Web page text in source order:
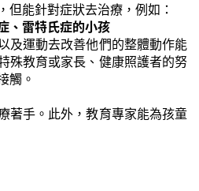
但能針對症狀去治療，例如：
、雷特氏症的小孩
及運動去改善他們的整體動作能
殊教育或家長、健康照護者的努
觸。
著手。此外，教育專家能為孩童